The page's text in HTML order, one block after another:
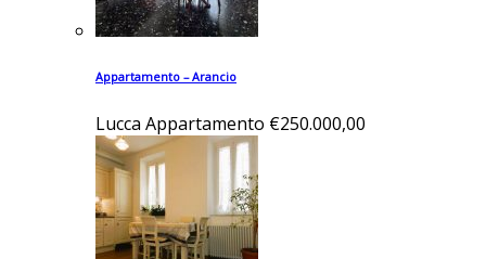
Appartamento – Arancio
Lucca Appartamento €250.000,00